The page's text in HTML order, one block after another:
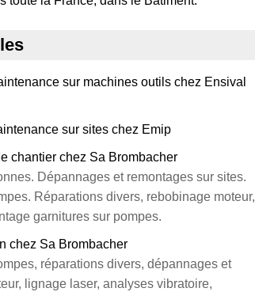
sur machines outils chez Ensival
sur sites chez Emip
chantier chez Sa Brombacher
Dépannages et remontages sur sites.
Réparations divers, rebobinage moteur,
garnitures sur pompes.
chez Sa Brombacher
réparations divers, dépannages et
lignage laser, analyses vibratoire,